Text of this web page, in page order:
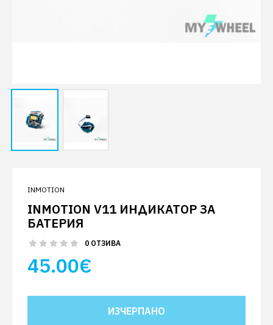
INMOTION
INMOTION V11 ИНДИКАТОР ЗА
БАТЕРИЯ
0 ОТЗИВА
45.00€